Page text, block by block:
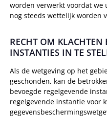
worden verwerkt voordat we
nog steeds wettelijk worden
RECHT OM KLACHTEN
INSTANTIES IN TE
Als de wetgeving op het
geschonden, kan de
bevoegde regelgevende
regelgevende instantie voor